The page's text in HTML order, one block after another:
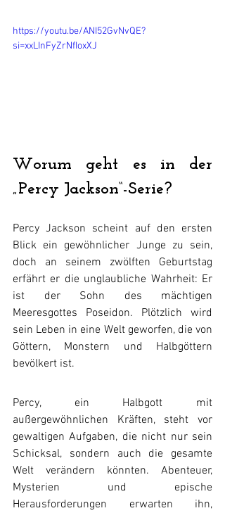
https://youtu.be/ANI52GvNvQE?
si=xxLInFyZrNfIoxXJ
Worum geht es in der
„Percy Jackson“-Serie?
Percy Jackson scheint auf den ersten
Blick ein gewöhnlicher Junge zu sein,
doch an seinem zwölften Geburtstag
erfährt er die unglaubliche Wahrheit: Er
ist der Sohn des mächtigen
Meeresgottes Poseidon. Plötzlich wird
sein Leben in eine Welt geworfen, die von
Göttern, Monstern und Halbgöttern
bevölkert ist.
Percy, ein Halbgott mit
außergewöhnlichen Kräften, steht vor
gewaltigen Aufgaben, die nicht nur sein
Schicksal, sondern auch die gesamte
Welt verändern könnten. Abenteuer,
Mysterien und epische
Herausforderungen erwarten ihn,